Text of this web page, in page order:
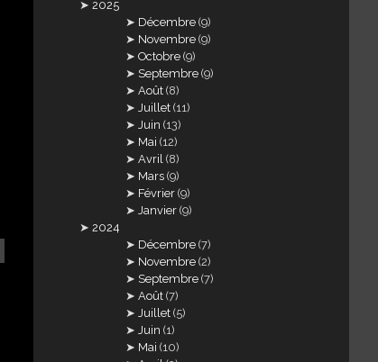
2025
Décembre (9)
Novembre (9)
Octobre (9)
Septembre (9)
Août (8)
Juillet (11)
Juin (13)
Mai (12)
Avril (8)
Mars (9)
Février (9)
Janvier (9)
2024
Décembre (7)
Novembre (2)
Septembre (7)
Août (7)
Juillet (5)
Juin (1)
Mai (10)